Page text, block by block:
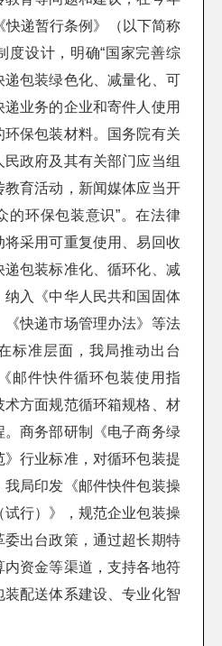
快递暂行条例》（以下简称
度设计，明确“国家完善综
包装绿色化、减量化、可
业务的企业和寄件人使用
保包装材料。国务院有关
政府及其有关部门应当组
育活动，新闻媒体应当开
的环保包装意识”。在法律
采用可重复使用、易回收
包装标准化、循环化、减
入《中华人民共和国固体
《快递市场管理办法》等法
标准层面，我局推动出台
邮件快件循环包装使用指
方面规范循环箱规格、材
。商务部研制《电子商务绿
行业标准，对循环包装提
局印发《邮件快件包装操
行）》，规范企业包装操
出台政策，通过超长期特
资金等渠道，支持各地符
配送体系建设、专业化智